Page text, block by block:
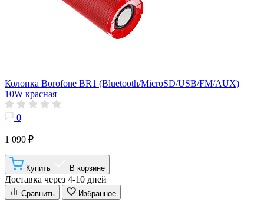
Колонка Borofone BR1 (Bluetooth/MicroSD/USB/FM/AUX)
10W красная
0
1 090 ₽
Купить В корзине
Доставка через 4-10 дней
Сравнить Избранное